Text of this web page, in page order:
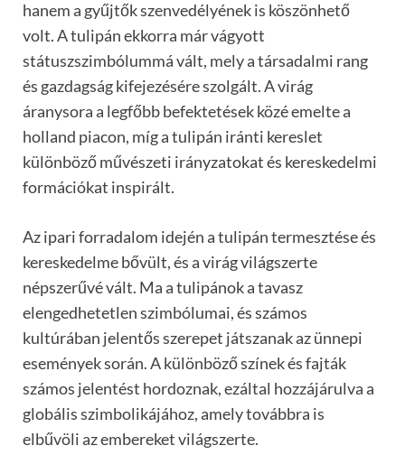
hanem a gyűjtők szenvedélyének is köszönhető
volt. A tulipán ekkorra már vágyott
státuszszimbólummá vált, mely a társadalmi rang
és gazdagság kifejezésére szolgált. A virág
áranysora a legfőbb befektetések közé emelte a
holland piacon, míg a tulipán iránti kereslet
különböző művészeti irányzatokat és kereskedelmi
formációkat inspirált.
Az ipari forradalom idején a tulipán termesztése és
kereskedelme bővült, és a virág világszerte
népszerűvé vált. Ma a tulipánok a tavasz
elengedhetetlen szimbólumai, és számos
kultúrában jelentős szerepet játszanak az ünnepi
események során. A különböző színek és fajták
számos jelentést hordoznak, ezáltal hozzájárulva a
globális szimbolikájához, amely továbbra is
elbűvöli az embereket világszerte.